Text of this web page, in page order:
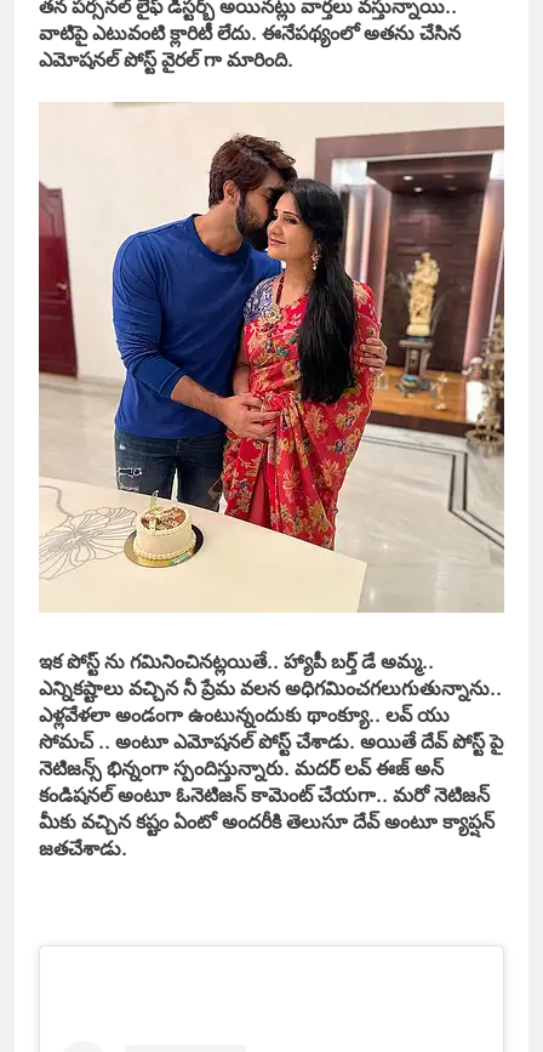
తన పర్సనల్ లైఫ్ డిస్టర్బ్ అయినట్లు వార్తలు వస్తున్నాయి..
వాటిపై ఎటువంటి క్లారిటీ లేదు. ఈనేపథ్యంలో అతను చేసిన
ఎమోషనల్ పోస్ట్ వైరల్ గా మారింది.
ఇక పోస్ట్ ను గమినించినట్లయితే.. హ్యాపీ బర్త్ డే అమ్మ..
ఎన్నికష్టాలు వచ్చిన నీ ప్రేమ వలన అధిగమించగలుగుతున్నాను..
ఎళ్లవేళలా అండంగా ఉంటున్నందుకు థాంక్యూ.. లవ్ యు
సోమచ్ .. అంటూ ఎమోషనల్ పోస్ట్ చేశాడు. అయితే దేవ్ పోస్ట్ పై
నెటిజన్స్ భిన్నంగా స్పందిస్తున్నారు. మదర్ లవ్ ఈజ్ అన్
కండిషనల్ అంటూ ఓనెటిజన్ కామెంట్ చేయగా.. మరో నెటిజన్
మీకు వచ్చిన కష్టం ఏంటో అందరీకి తెలుసూ దేవ్ అంటూ క్యాప్షన్
జతచేశాడు.